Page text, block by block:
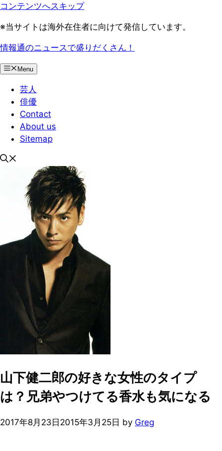
コンテンツへスキップ
※当サイトは海外在住者に向けて発信しています。
情報通のニュースで盛りだくさん！
Menu
芸人
俳優
Contact
About us
Sitemap
山下健二郎の好きな女性のタイプ
は？兄弟やつけてる香水も気になる
2017年8月23日 2015年3月25日 by Greg